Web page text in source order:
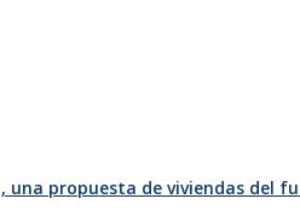
una propuesta de viviendas del